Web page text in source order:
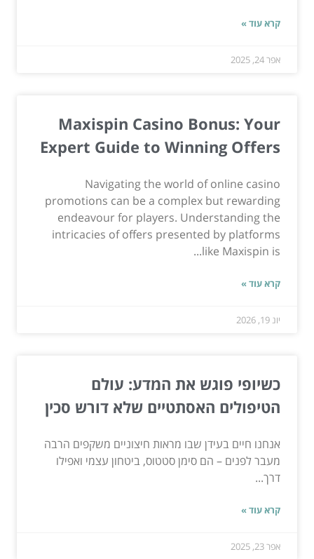
קרא עוד »
אפר 24, 2025
Maxispin Casino Bonus: Your
Expert Guide to Winning Offers
Navigating the world of online casino
promotions can be a complex but rewarding
endeavour for players. Understanding the
intricacies of offers presented by platforms
like Maxispin is...
קרא עוד »
יונ 19, 2026
כשיופי פוגש את המדע: עולם
הטיפולים האסתטיים שלא דורש סכין
אנחנו חיים בעידן שבו מראות חיצוניים משקפים הרבה
מעבר לפנים – הם סימן סטטוס, ביטחון עצמי ואפילו
דרך...
קרא עוד »
אפר 23, 2025